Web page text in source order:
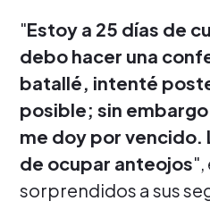
"Estoy a 25 días de
debo hacer una
batallé, intenté
posible; sin
me doy por vencido.
de ocupar anteojos
sorprendidos a sus